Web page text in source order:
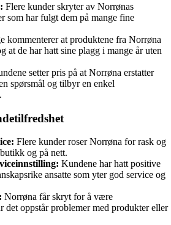
Flere kunder skryter av Norrønas
som har fulgt dem på mange fine
kommenterer at produktene fra Norrøna
at de har hatt sine plagg i mange år uten
setter pris på at Norrøna erstatter
spørsmål og tilbyr en enkel
Flere kunder roser Norrøna for rask og
og på nett.
Kundene har hatt positive
ansatte som yter god service og
Norrøna får skryt for å være
det oppstår problemer med produkter eller